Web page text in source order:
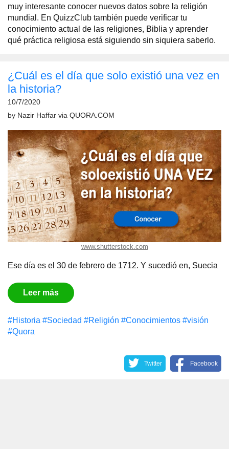
muy interesante conocer nuevos datos sobre la religión
mundial. En QuizzClub también puede verificar tu
conocimiento actual de las religiones, Biblia y aprender
qué práctica religiosa está siguiendo sin siquiera saberlo.
¿Cuál es el día que solo existió una vez en
la historia?
10/7/2020
by Nazir Haffar via QUORA.COM
www.shutterstock.com
Ese día es el 30 de febrero de 1712. Y sucedió en, Suecia
Leer más
#Historia #Sociedad #Religión #Conocimientos #visión
#Quora
Twitter Facebook